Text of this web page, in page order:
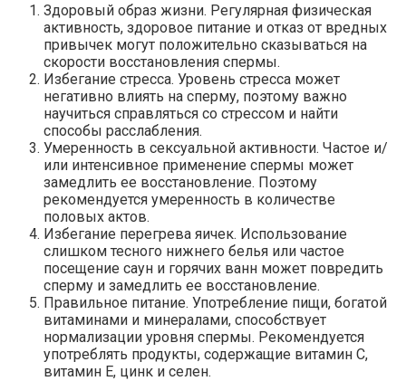
Здоровый образ жизни. Регулярная физическая
активность, здоровое питание и отказ от вредных
привычек могут положительно сказываться на
скорости восстановления спермы.
Избегание стресса. Уровень стресса может
негативно влиять на сперму, поэтому важно
научиться справляться со стрессом и найти
способы расслабления.
Умеренность в сексуальной активности. Частое и/
или интенсивное применение спермы может
замедлить ее восстановление. Поэтому
рекомендуется умеренность в количестве
половых актов.
Избегание перегрева яичек. Использование
слишком тесного нижнего белья или частое
посещение саун и горячих ванн может повредить
сперму и замедлить ее восстановление.
Правильное питание. Употребление пищи, богатой
витаминами и минералами, способствует
нормализации уровня спермы. Рекомендуется
употреблять продукты, содержащие витамин С,
витамин Е, цинк и селен.